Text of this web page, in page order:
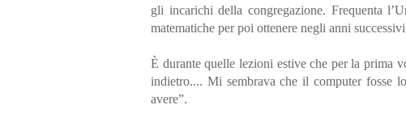
gli incarichi della congregazione. Frequenta
matematiche per poi ottenere negli anni
È durante quelle lezioni estive che per la prima
indietro.... Mi sembrava che il computer fosse
avere”.